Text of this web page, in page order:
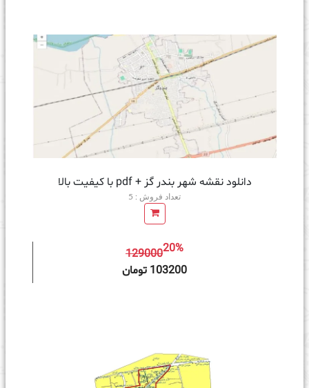
دانلود نقشه شهر بندر گز + pdf با کیفیت بالا
تعداد فروش : 5
12900020%
103200 تومان